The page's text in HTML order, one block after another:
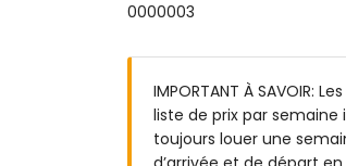
Extérieur de l'appartement
grand terrain
piscine commune en
jardin commun arboré
douche extérieure
espace repas extérieur
0000003
IMPORTANT À SAVOIR:
liste de prix par
toujours louer une